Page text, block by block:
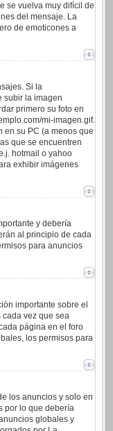
se vuelva muy difícil de
del mensaje. La
de emoticones a
Si la
subir la imagen
primero su foto en
mi-imagen.gif.
en su PC (a menos que
que se encuentren
hotmail o yahoo
exhibir imágenes
y debería
al principio de cada
para anuncios
importante sobre el
vez que sea
página en el foro
los permisos para
los anuncios y solo en
por lo que debería
globales y